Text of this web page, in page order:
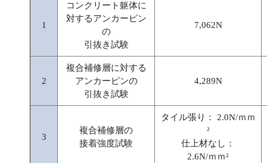
1
コンクリート躯体に
対するアンカーピン
の
引抜き試験
7,062N
2
複合補修層に対する
アンカーピンの
引抜き試験
4,289N
3
複合補修層の
接着強度試験
タイル張り： 2.0N/ｍｍ
²
仕上材なし：
2.6N/ｍｍ²